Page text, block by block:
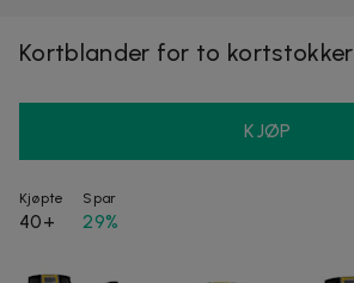
Kortblander for to kortstokker
KJØP
Kjøpte
40+
Spar
29%